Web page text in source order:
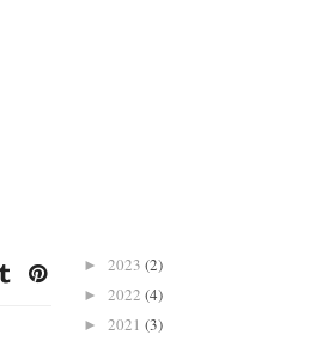
► 2023 (2)
► 2022 (4)
► 2021 (3)